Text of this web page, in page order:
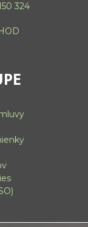
324